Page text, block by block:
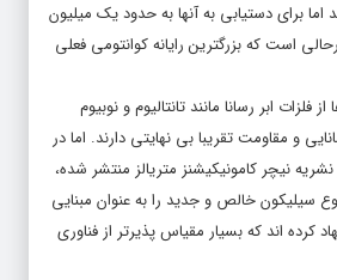
برای دستیابی به آنها به حدود یک میلیون
است که بزرگترین رایانه کوانتومی فعلی
ابر رسانا مانند تانتالیوم و نوبیوم
و مقاومت تقریبا بی نهایتی دارند. اما در
در ۷ می در نشریه نیچر کامونیکیشنز متریالز منتشر شده،
سیلیکون خالص و جدید را به عنوان مبنایی
کرده اند که بسیار مقیاس پذیرتر از فناوری